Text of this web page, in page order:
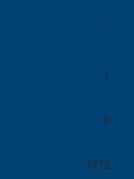
1
1
0
1972